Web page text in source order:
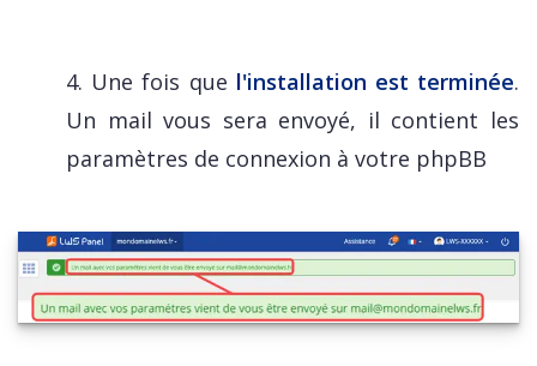
4. Une fois que l'installation est terminée.
Un mail vous sera envoyé, il contient les
paramètres de connexion à votre phpBB